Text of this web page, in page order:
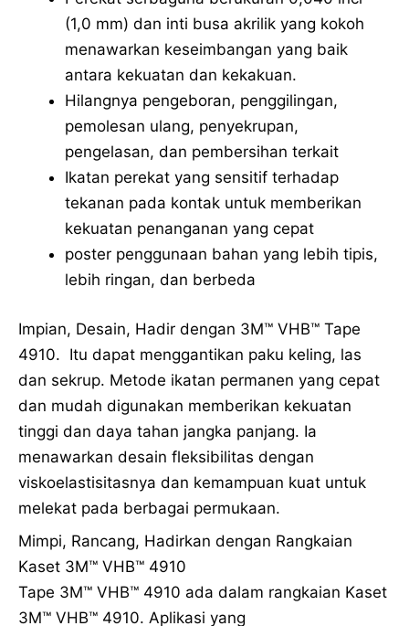
(1,0 mm) dan inti busa akrilik yang kokoh
menawarkan keseimbangan yang baik
antara kekuatan dan kekakuan.
Hilangnya pengeboran, penggilingan,
pemolesan ulang, penyekrupan,
pengelasan, dan pembersihan terkait
Ikatan perekat yang sensitif terhadap
tekanan pada kontak untuk memberikan
kekuatan penanganan yang cepat
poster penggunaan bahan yang lebih tipis,
lebih ringan, dan berbeda
Impian, Desain, Hadir dengan 3M™ VHB™ Tape
4910. Itu dapat menggantikan paku keling, las
dan sekrup. Metode ikatan permanen yang cepat
dan mudah digunakan memberikan kekuatan
tinggi dan daya tahan jangka panjang. Ia
menawarkan desain fleksibilitas dengan
viskoelastisitasnya dan kemampuan kuat untuk
melekat pada berbagai permukaan.
Mimpi, Rancang, Hadirkan dengan Rangkaian
Kaset 3M™ VHB™ 4910
Tape 3M™ VHB™ 4910 ada dalam rangkaian Kaset
3M™ VHB™ 4910. Aplikasi yang